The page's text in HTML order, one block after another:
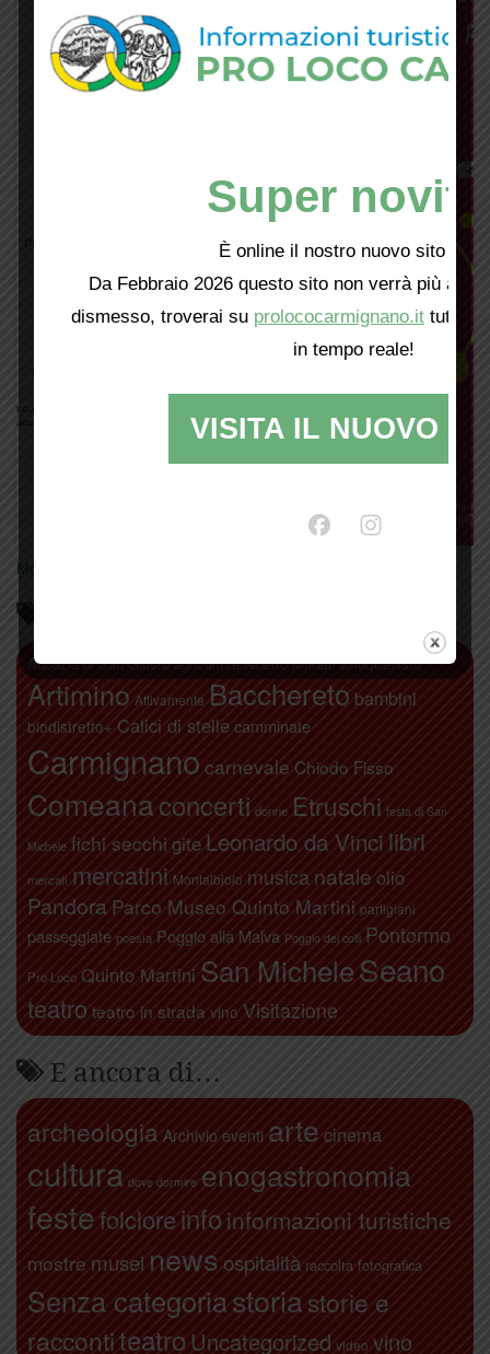
Mostra tutte le locandine
Abbazia di San Giusto agricoltura Alberto Moretti antiquariato
Artimino Attivamente Bacchereto bambini
biodistretto+ Calici di stelle camminate
Carmignano carnevale Chiodo Fisso
Comeanaconcerti donne Etruschi festa di San
Michele fichi secchi gite Leonardo da Vinci libri
mercati mercatini Montalbiolo musica natale olio
Pandora Parco Museo Quinto Martini partigiani
passeggiate poesia Poggio alla Malva Poggio dei colli Pontormo
Pro Loco Quinto Martini San MicheleSeano
teatro teatro in strada vino Visitazione
E ancora di…
archeologia Archivio eventi arte cinema
cultura dove dormire enogastronomia
festefolcloreinfo informazioni turistiche
mostre musei news ospitalità raccolta fotografica
Senza categoriastoriastorie e
raccontiteatro Uncategorized video vino
Super
È online il nostro nuovo sito web!
Da Febbraio 2026 questo sito non verrà più
dismesso, troverai su prolococarmignano.it tutti i
in tempo reale!
VISITA IL NUOVO